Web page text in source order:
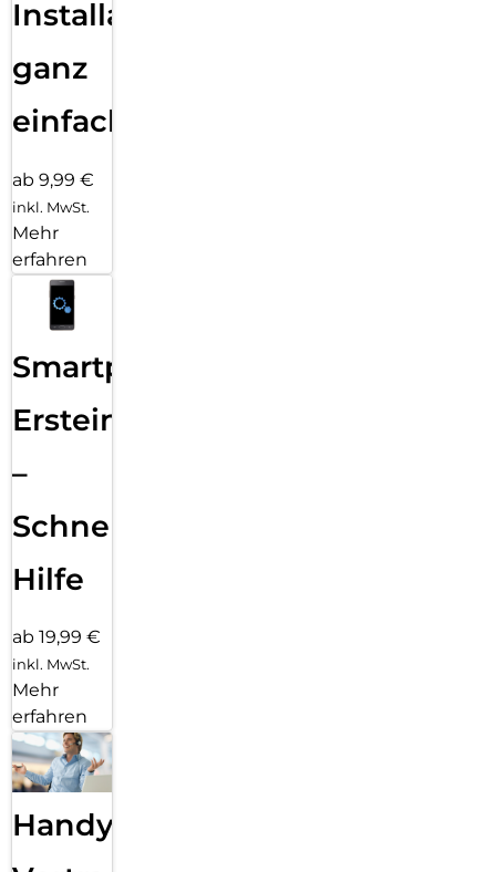
Installation
ganz
einfach
ab 9,99 €
inkl. MwSt.
Mehr
erfahren
Smartphone
Ersteinrichtung
–
Schnelle
Hilfe
ab 19,99 €
inkl. MwSt.
Mehr
erfahren
Handy